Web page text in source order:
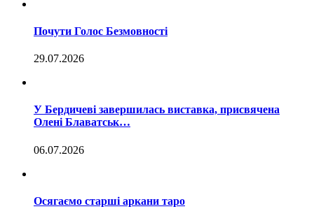
Почути Голос Безмовності
29.07.2026
У Бердичеві завершилась виставка, присвячена
Олені Блаватськ…
06.07.2026
Осягаємо старші аркани таро